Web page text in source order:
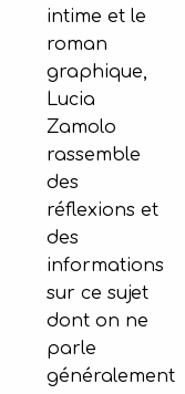
intime et le
roman
graphique,
Lucia
Zamolo
rassemble
des
réflexions et
des
informations
sur ce sujet
dont on ne
parle
généralement